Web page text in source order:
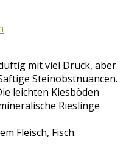
mit viel Druck, aber
Steinobstnuancen.
leichten Kiesböden
Rieslinge
Fleisch, Fisch.